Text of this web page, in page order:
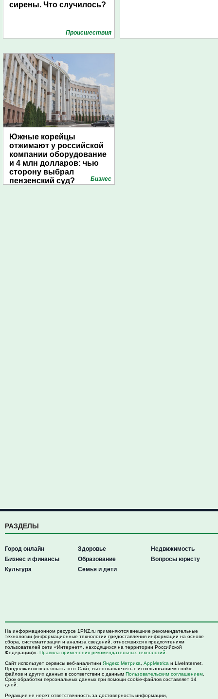
сирены. Что случилось?
Проиcшествия
Южные корейцы
отжимают у российской
компании оборудование
и 4 млн долларов: чью
сторону выбрал
пензенский суд?
Бизнес
РАЗДЕЛЫ
Город онлайн
Бизнес и финансы
Культура
Здоровье
Образование
Семья и дети
Недвижимость
Вопросы юристу
На информационном ресурсе 1PNZ.ru применяются внешние рекомендательные
технологии (информационные технологии предоставления информации на основе
сбора, систематизации и анализа сведений, относящихся к предпочтениям
пользователей сети «Интернет», находящихся на территории Российской
Федерации)». Правила применения рекомендательных технологий
Сайт использует сервисы веб-аналитики Яндекс Метрика AppMetrica и LiveInternet.
Продолжая использовать этот Сайт, вы соглашаетесь с использованием cookie-
файлов и других данных в соответствии с данным Пользовательским соглашением
Срок обработки персональных данных при помощи cookie-файлов составляет 14
дней.
Редакция не несет ответственность за достоверность информации,